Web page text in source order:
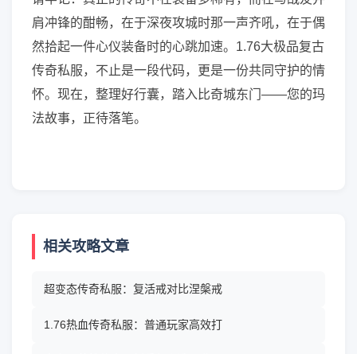
肩冲锋的酣畅，在于深夜攻城时那一声齐吼，在于偶
然拾起一件心仪装备时的心跳加速。1.76大极品复古
传奇私服，不止是一段代码，更是一份共同守护的情
怀。现在，整理好行囊，踏入比奇城东门——您的玛
法故事，正待落笔。
相关攻略文章
超变态传奇私服：复活戒对比涅槃戒
1.76热血传奇私服：普通玩家高效打